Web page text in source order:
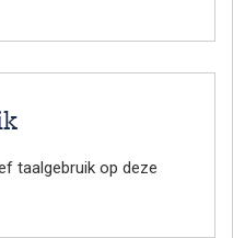
taalgebruik op deze